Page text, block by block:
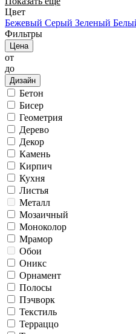
Цвет
Бежевый Серый Зеленый
Фильтры
Цена
от
до
Дизайн
Бетон
Бисер
Геометрия
Дерево
Декор
Камень
Кирпич
Кухня
Листья
Металл
Мозаичный
Моноколор
Мрамор
Обои
Оникс
Орнамент
Полосы
Пэчворк
Текстиль
Терраццо